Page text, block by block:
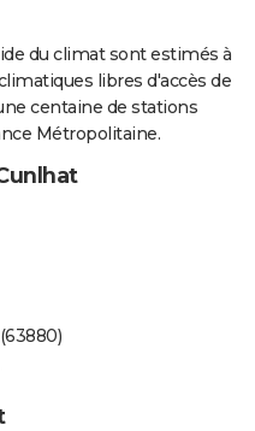
du climat sont estimés à
libres d'accès de
centaine de stations
Métropolitaine.